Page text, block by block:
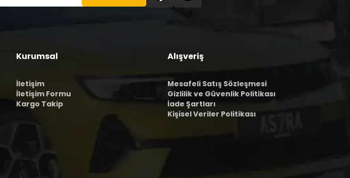
Kurumsal
İletişim
İletişim Formu
Kargo Takip
Alışveriş
Mesafeli Satış Sözleşmesi
Gizlilik ve Güvenlik Politikası
İade Şartları
Kişisel Veriler Politikası